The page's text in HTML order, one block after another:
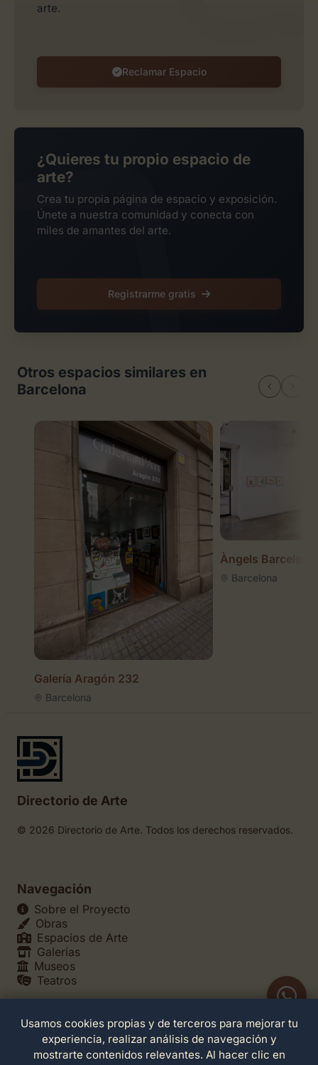
arte.
Reclamar Espacio
¿Quieres tu propio espacio de
arte?
Crea tu propia página de espacio y exposición.
Únete a nuestra comunidad y conecta con
miles de amantes del arte.
Registrarme gratis
Otros espacios similares en
Barcelona
Galería Aragón 232
Barcelona
Àngels Barcelona
Barcelona
Directorio de Arte
© 2026 Directorio de Arte. Todos los derechos reservados.
Navegación
Sobre el Proyecto
Obras
Espacios de Arte
Galerías
Museos
Teatros
Legales
Política de Privacidad
Usamos cookies propias y de terceros para mejorar tu
experiencia, realizar análisis de navegación y
mostrarte contenidos relevantes. Al hacer clic en